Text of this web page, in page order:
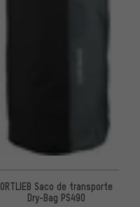
ORTLIEB Saco de transporte
Dry-Bag PS490